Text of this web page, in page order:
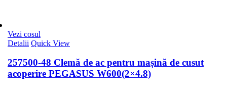
Vezi cosul
Detalii Quick View
257500-48 Clemă de ac pentru mașină de cusut
acoperire PEGASUS W600(2×4.8)